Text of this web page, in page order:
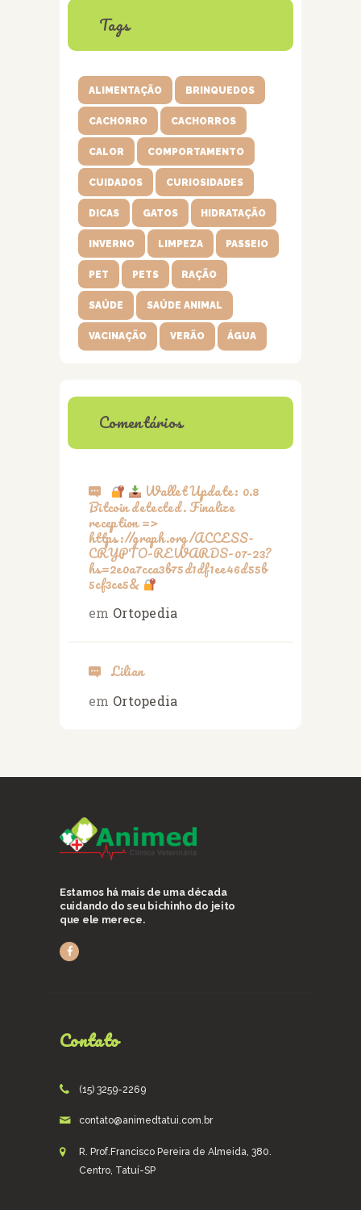
Tags
ALIMENTAÇÃO BRINQUEDOS
CACHORRO CACHORROS
CALOR COMPORTAMENTO
CUIDADOS CURIOSIDADES
DICAS GATOS HIDRATAÇÃO
INVERNO LIMPEZA PASSEIO
PET PETS RAÇÃO
SAÚDE SAÚDE ANIMAL
VACINAÇÃO VERÃO ÁGUA
Comentários
Wallet Update: 0.8
Bitcoin detected. Finalize
reception =>
https://graph.org/ACCESS-
CRYPTO-REWARDS-07-23?
hs=2e0a7cca3b75d1df1ee46d55b
5cf3ce5&
em Ortopedia
Lilian
em Ortopedia
Estamos há mais de uma década
cuidando do seu bichinho do jeito
que ele merece.
Contato
(15) 3259-2269
contato@animedtatui.com.br
R. Prof.Francisco Pereira de Almeida, 380.
Centro, Tatuí-SP